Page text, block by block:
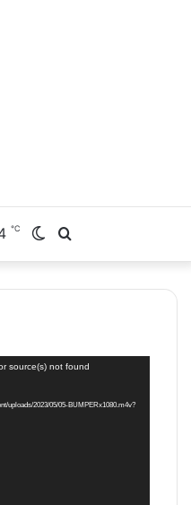
for
Switch
skin
℃
source(s) not found
uploads/2023/05/05-BUMPERx1080.m4v?